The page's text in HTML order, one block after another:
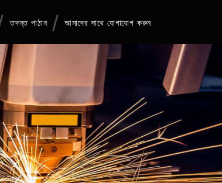
তদন্ত পাঠান আমাদের সাথে যোগাযোগ করুন